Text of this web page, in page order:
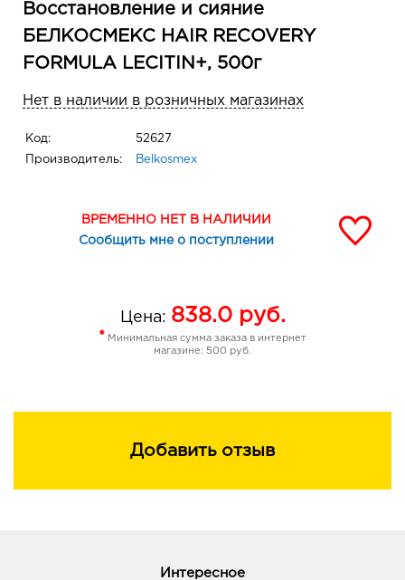
Восстановление и сияние
БЕЛКОСМЕКС HAIR RECOVERY
FORMULA LECITIN+, 500г
Нет в наличии в розничных магазинах
Код: 52627
Производитель: Belkosmex
ВРЕМЕННО НЕТ В НАЛИЧИИ
Сообщить мне о поступлении
Цена: 838.0руб.
* Минимальная сумма заказа в интернет
магазине: 500 руб.
Добавить отзыв
Интересное